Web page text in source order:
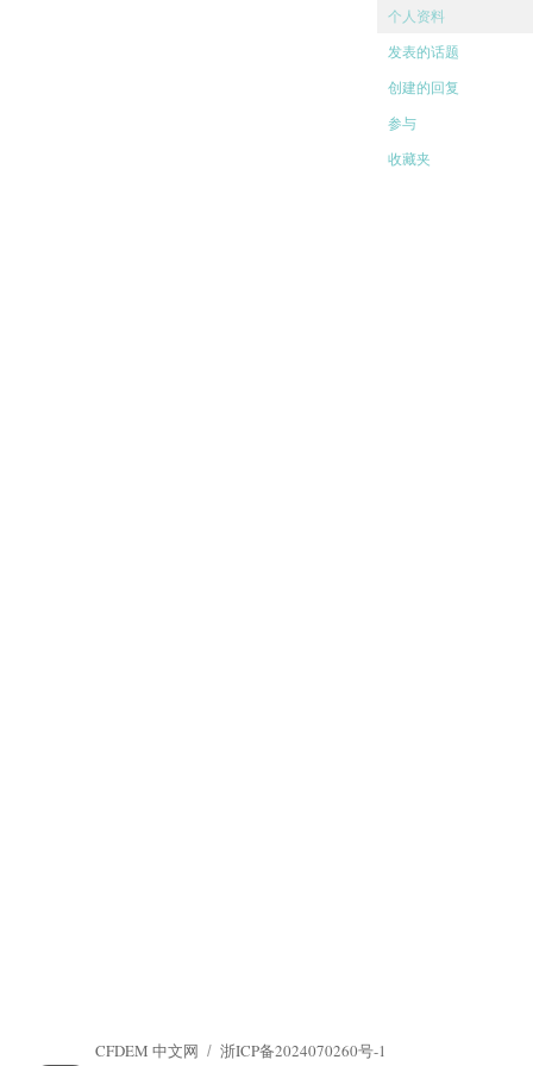
个人资料
发表的话题
创建的回复
参与
收藏夹
CFDEM 中文网 浙ICP备2024070260号-1